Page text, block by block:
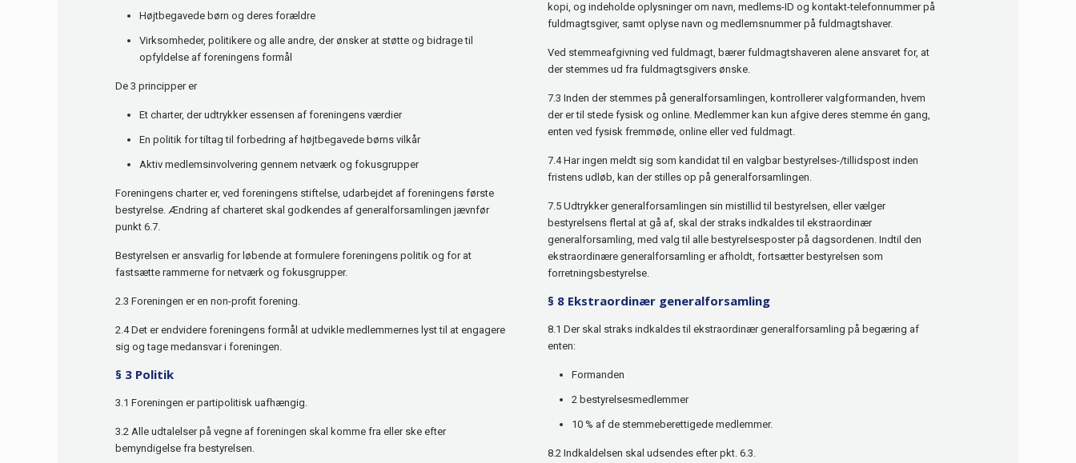
Højtbegavede børn og deres forældre
Virksomheder, politikere og alle andre, der ønsker at støtte og bidrage til
opfyldelse af foreningens formål
De 3 principper er
Et charter, der udtrykker essensen af foreningens værdier
En politik for tiltag til forbedring af højtbegavede børns vilkår
Aktiv medlemsinvolvering gennem netværk og fokusgrupper
Foreningens charter er, ved foreningens stiftelse, udarbejdet af foreningens første
bestyrelse. Ændring af charteret skal godkendes af generalforsamlingen jævnfør
punkt 6.7.
Bestyrelsen er ansvarlig for løbende at formulere foreningens politik og for at
fastsætte rammerne for netværk og fokusgrupper.
2.3 Foreningen er en non-profit forening.
2.4 Det er endvidere foreningens formål at udvikle medlemmernes lyst til at engagere
sig og tage medansvar i foreningen.
§ 3 Politik
3.1 Foreningen er partipolitisk uafhængig.
3.2 Alle udtalelser på vegne af foreningen skal komme fra eller ske efter
bemyndigelse fra bestyrelsen.
kopi, og indeholde oplysninger om navn, medlems-ID og kontakt-telefonnummer på
fuldmagtsgiver, samt oplyse navn og medlemsnummer på fuldmagtshaver.
Ved stemmeafgivning ved fuldmagt, bærer fuldmagtshaveren alene ansvaret for, at
der stemmes ud fra fuldmagtsgivers ønske.
7.3 Inden der stemmes på generalforsamlingen, kontrollerer valgformanden, hvem
der er til stede fysisk og online. Medlemmer kan kun afgive deres stemme én gang,
enten ved fysisk fremmøde, online eller ved fuldmagt.
7.4 Har ingen meldt sig som kandidat til en valgbar bestyrelses-/tillidspost inden
fristens udløb, kan der stilles op på generalforsamlingen.
7.5 Udtrykker generalforsamlingen sin mistillid til bestyrelsen, eller vælger
bestyrelsens flertal at gå af, skal der straks indkaldes til ekstraordinær
generalforsamling, med valg til alle bestyrelsesposter på dagsordenen. Indtil den
ekstraordinære generalforsamling er afholdt, fortsætter bestyrelsen som
forretningsbestyrelse.
§ 8 Ekstraordinær generalforsamling
8.1 Der skal straks indkaldes til ekstraordinær generalforsamling på begæring af
enten:
Formanden
2 bestyrelsesmedlemmer
10 % af de stemmeberettigede medlemmer.
8.2 Indkaldelsen skal udsendes efter pkt. 6.3.